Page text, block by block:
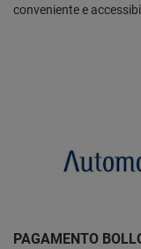
conveniente e
PAGAMENTO